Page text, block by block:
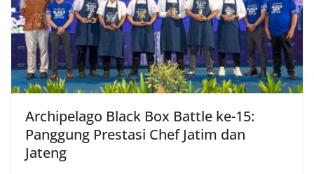
Archipelago Black Box Battle ke-15:
Panggung Prestasi Chef Jatim dan
Jateng